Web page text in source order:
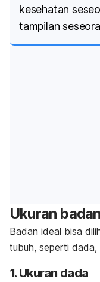
kesehatan
tampilan
Ukuran
Badan ideal bisa
tubuh, seperti dada,
1. Ukuran dada